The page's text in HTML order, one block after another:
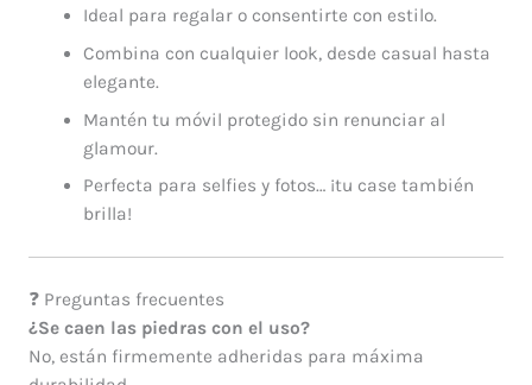
Ideal para regalar o consentirte con estilo.
Combina con cualquier look, desde casual hasta
elegante.
Mantén tu móvil protegido sin renunciar al
glamour.
Perfecta para selfies y fotos… ¡tu case también
brilla!
❓ Preguntas frecuentes
¿Se caen las piedras con el uso?
No, están firmemente adheridas para máxima